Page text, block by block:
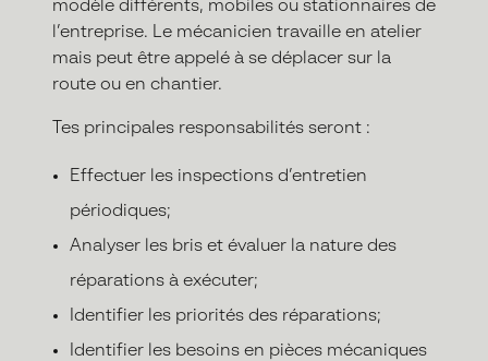
modèle différents, mobiles ou stationnaires de
l’entreprise. Le mécanicien travaille en atelier
mais peut être appelé à se déplacer sur la
route ou en chantier.
Tes principales responsabilités seront :
Effectuer les inspections d’entretien
périodiques;
Analyser les bris et évaluer la nature des
réparations à exécuter;
Identifier les priorités des réparations;
Identifier les besoins en pièces mécaniques